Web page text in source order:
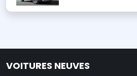
VOITURES NEUVES